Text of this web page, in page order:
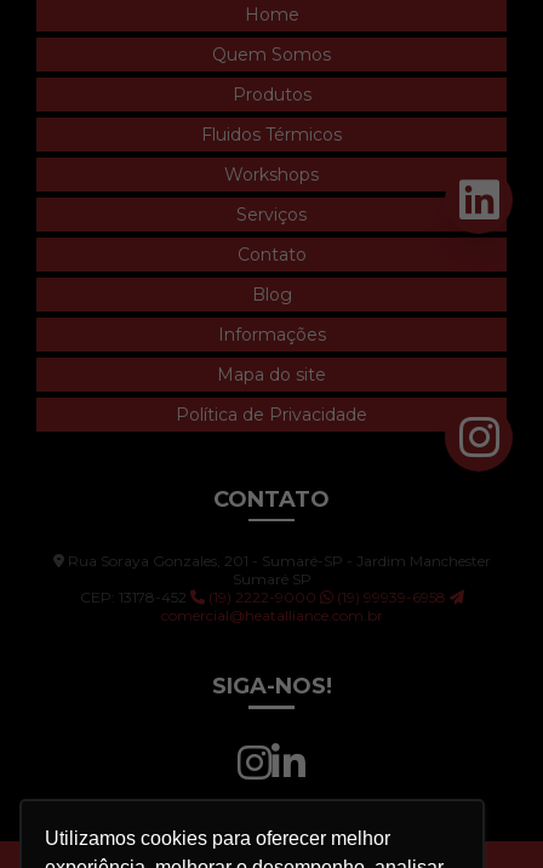
Utilizamos cookies para oferecer melhor
Home
Quem Somos
Produtos
Fluidos Térmicos
Workshops
Serviços
Contato
Blog
Informações
Mapa do site
Política de Privacidade
CONTATO
Rua Soraya Gonzales, 201 - Sumaré-SP - Jardim Manchester
Sumaré SP
CEP: 13178-452
(19) 2222-9000
(19) 99939-6958
comercial@heatalliance.com.br
SIGA-NOS!